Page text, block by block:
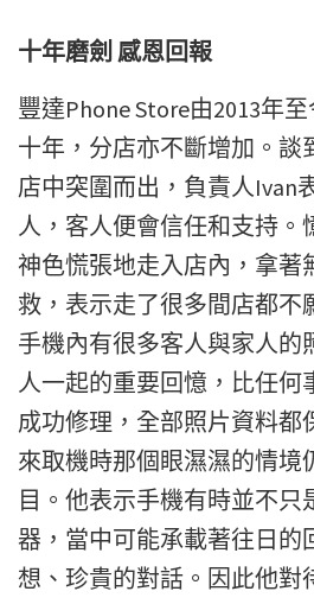
十年磨劍 感恩回報
豐達Phone Store由2013年
十年，分店亦不斷增加。談
店中突圍而出，負責人Ivan
人，客人便會信任和支持。
神色慌張地走入店內，拿著
救，表示走了很多間店都不
手機內有很多客人與家人的
人一起的重要回憶，比任何
成功修理，全部照片資料都
來取機時那個眼濕濕的情境
目。他表示手機有時並不只
器，當中可能承載著往日的
想、珍貴的對話。因此他對